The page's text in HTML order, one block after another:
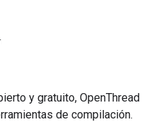
y gratuito, OpenThread
de compilación.